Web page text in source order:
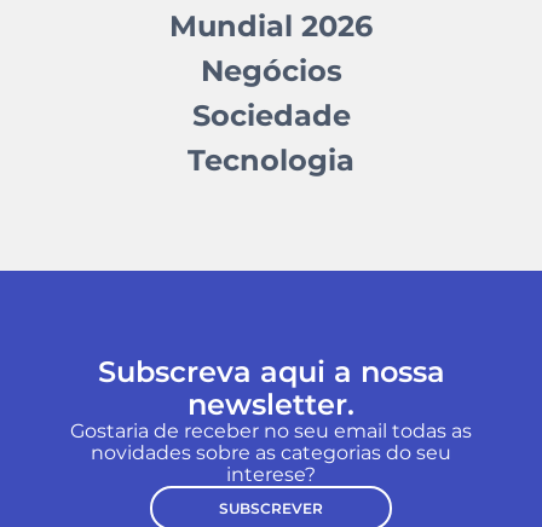
Mundial 2026
Negócios
Sociedade
Tecnologia
Subscreva aqui a nossa
newsletter.
Gostaria de receber no seu email todas as
novidades sobre as categorias do seu
interese?
SUBSCREVER